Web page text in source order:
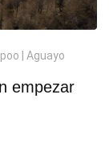
| Aguayo
empezar